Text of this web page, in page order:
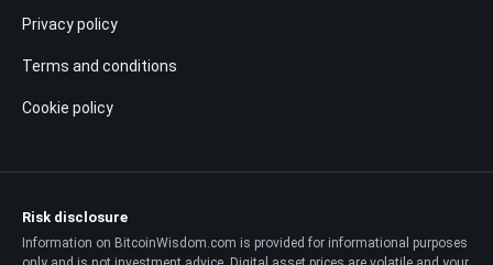
Privacy policy
Terms and conditions
Cookie policy
Risk disclosure
Information on BitcoinWisdom.com is provided for informational purposes